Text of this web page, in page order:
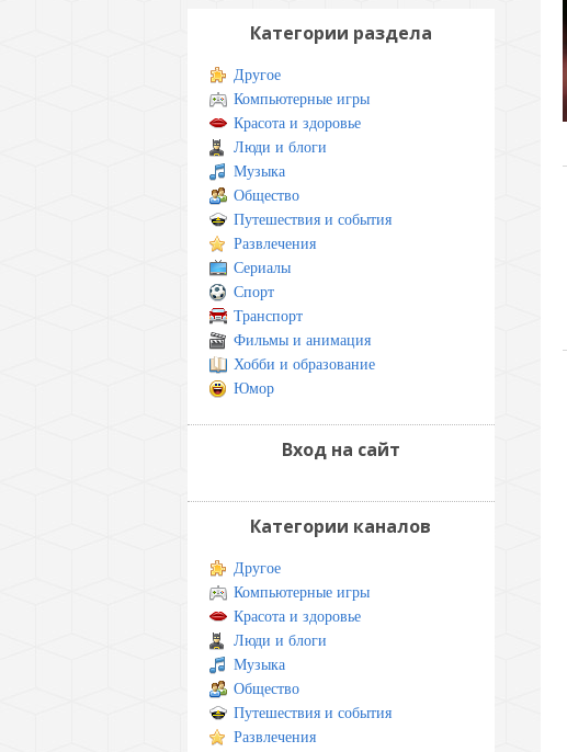
Категории раздела
Другое
Компьютерные игры
Красота и здоровье
Люди и блоги
Музыка
Общество
Путешествия и события
Развлечения
Сериалы
Спорт
Транспорт
Фильмы и анимация
Хобби и образование
Юмор
Вход на сайт
Категории каналов
Другое
Компьютерные игры
Красота и здоровье
Люди и блоги
Музыка
Общество
Путешествия и события
Развлечения